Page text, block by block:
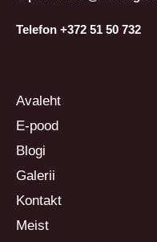
Telefon +372 51 50 732
Avaleht
E-pood
Blogi
Galerii
Kontakt
Meist